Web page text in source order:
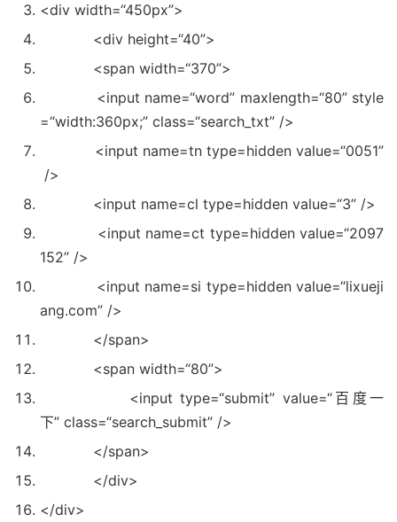
<div width=“450px”>
<div height=“40”>
<span width=“370”>
<input name=“word” maxlength=“80”style
=“width:360px;” class=“search_txt” />
<input name=tn type=hidden value=“0051”
/>
<input name=cl type=hidden value=“3” />
<input name=ct type=hidden value=“2097
152” />
<input name=si type=hidden value=“lixueji
ang.com” />
</span>
<span width=“80”>
<input type=“submit” value=“百度一
下” class=“search_submit” />
</span>
</div>
</div>